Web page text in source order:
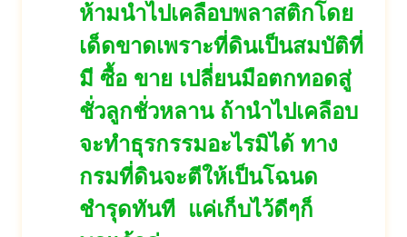
ห้ามนำไปเคลือบพลาสติกโดย
เด็ดขาดเพราะที่ดินเป็นสมบัติที่
มี ซื้อ ขาย เปลี่ยนมือตกทอดสู่
ชั่วลูกชั่วหลาน ถ้านำไปเคลือบ
จะทำธุรกรรมอะไรมิได้ ทาง
กรมที่ดินจะตีให้เป็นโฉนด
ชำรุดทันที แค่เก็บไว้ดีๆก็